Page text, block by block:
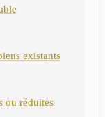
existants
ou réduites